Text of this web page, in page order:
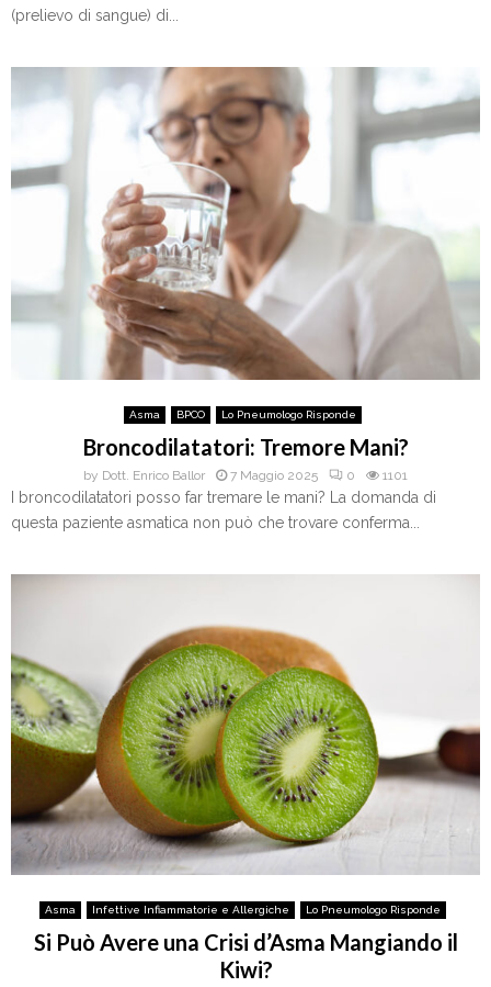
(prelievo di sangue) di...
Asma BPCO Lo Pneumologo Risponde
Broncodilatatori: Tremore Mani?
by Dott. Enrico Ballor 7 Maggio 2025 0 1101
I broncodilatatori posso far tremare le mani? La domanda di
questa paziente asmatica non può che trovare conferma...
Asma Infettive Infiammatorie e Allergiche Lo Pneumologo Risponde
Si Può Avere una Crisi d’Asma Mangiando il
Kiwi?